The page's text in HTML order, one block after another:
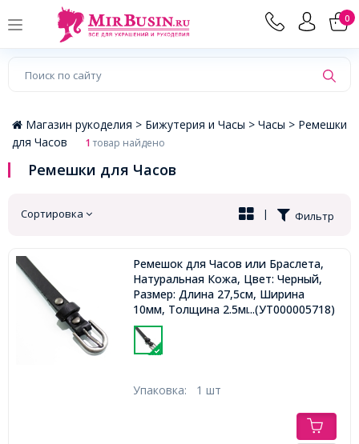
0
×
Магазин рукоделия > Бижутерия и Часы > Часы > Ремешки
для Часов
1товар найдено
Ремешки для Часов
Сортировка Фильтр
|
Ремешок для Часов или Браслета,
Натуральная Кожа, Цвет: Черный,
Размер: Длина 27,5см, Ширина
10мм, Толщина 2.5мм,...(УТ000005718)
Упаковка: 1 шт